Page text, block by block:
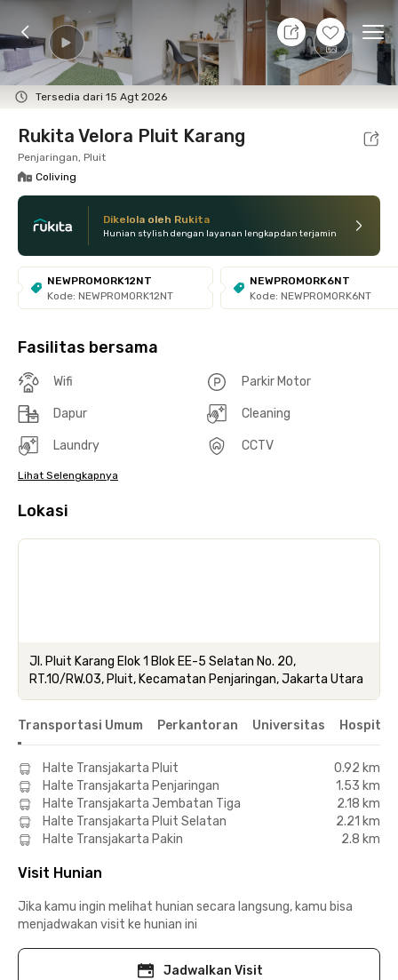
+16
Tersedia dari 15 Agt 2026
7 Agt 26 - Belum tahu
Foto Fasilitas bersama Lokasi Kamar
Rukita Velora Pluit Karang
Penjaringan, Pluit
Coliving
Dikelola oleh Rukita
Hunian stylish dengan layanan lengkap dan terjamin
NEWPROMORK12NT
Kode: NEWPROMORK12NT
NEWPROMORK6NT
Kode: NEWPROMORK6NT
Fasilitas bersama
Wifi Parkir Motor
Dapur Cleaning
Laundry CCTV
Lihat Selengkapnya
Lokasi
Jl. Pluit Karang Elok 1 Blok EE-5 Selatan No. 20,
RT.10/RW.03, Pluit, Kecamatan Penjaringan, Jakarta Utara
Transportasi Umum Perkantoran Universitas Hospital
Halte Transjakarta Pluit
0.92 km
Halte Transjakarta Penjaringan
1.53 km
Halte Transjakarta Jembatan Tiga
2.18 km
Halte Transjakarta Pluit Selatan
2.21 km
Halte Transjakarta Pakin
2.8 km
Visit Hunian
Jika kamu ingin melihat hunian secara langsung, kamu bisa
menjadwakan visit ke hunian ini
Jadwalkan Visit